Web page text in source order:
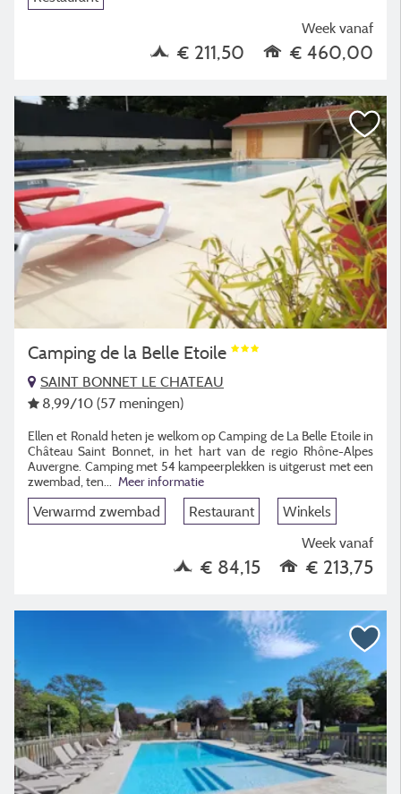
Week vanaf
€ 211,50 € 460,00
Camping de la Belle Etoile
SAINT BONNET LE CHATEAU
8,99/10 (57 meningen)
Ellen et Ronald heten je welkom op Camping de La Belle Etoile in
Château Saint Bonnet, in het hart van de regio Rhône-Alpes
Auvergne. Camping met 54 kampeerplekken is uitgerust met een
zwembad, ten
Meer informatie
Verwarmd zwembad Restaurant
Winkels
Week vanaf
€ 84,15 € 213,75